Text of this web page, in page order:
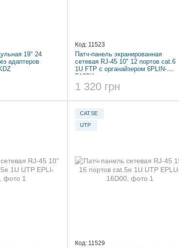
19" 24
адаптеров
Код: 11523
Патч-панель экранированная
сетевая RJ-45 10" 12 портов cat.6
1U FTP с органайзером 6PLIN-
F12BK
1 320 грн
CAT.5E
UTP
Код: 11529